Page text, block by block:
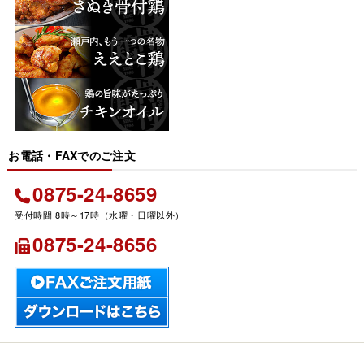
お電話・FAXでのご注文
0875-24-8659
0875-24-8656